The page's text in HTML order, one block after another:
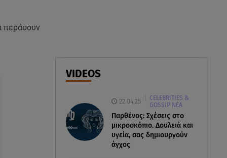
Χανιά: Φίδι δάγκωσε 13χρονο σε
παραλία
VIDEOS
22.04.25
CELEBRITIES &
GOSSIP ΝΕΑ
Παρθένος: Σχέσεις στο
μικροσκόπιο. Δουλειά και
υγεία, σας δημιουργούν
άγχος
περάσουν